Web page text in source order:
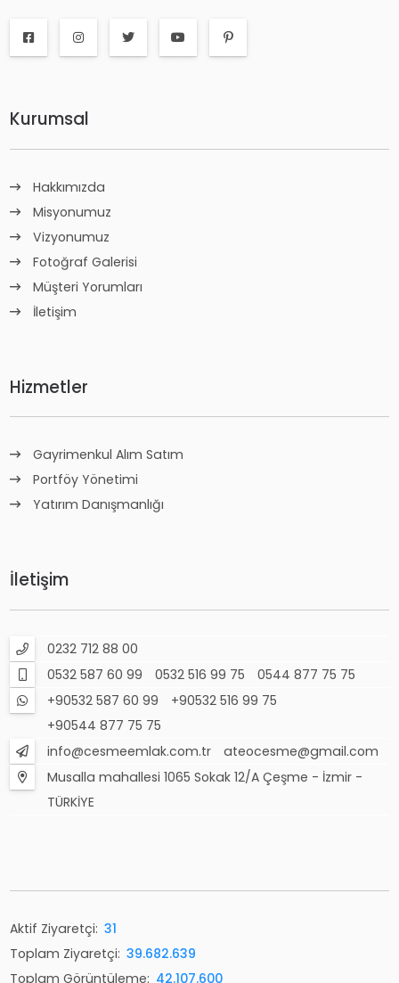
Kurumsal
Hakkımızda
Misyonumuz
Vizyonumuz
Fotoğraf Galerisi
Müşteri Yorumları
İletişim
Hizmetler
Gayrimenkul Alım Satım
Portföy Yönetimi
Yatırım Danışmanlığı
İletişim
0232 712 88 00
0532 587 60 99
0532 516 99 75
0544 877 75 75
+90532 587 60 99
+90532 516 99 75
+90544 877 75 75
info@cesmeemlak.com.tr
ateocesme@gmail.com
Musalla mahallesi 1065 Sokak 12/A Çeşme - İzmir -
TÜRKİYE
Aktif Ziyaretçi: 31
Toplam Ziyaretçi: 39.682.639
Toplam Görüntüleme: 42.107.600